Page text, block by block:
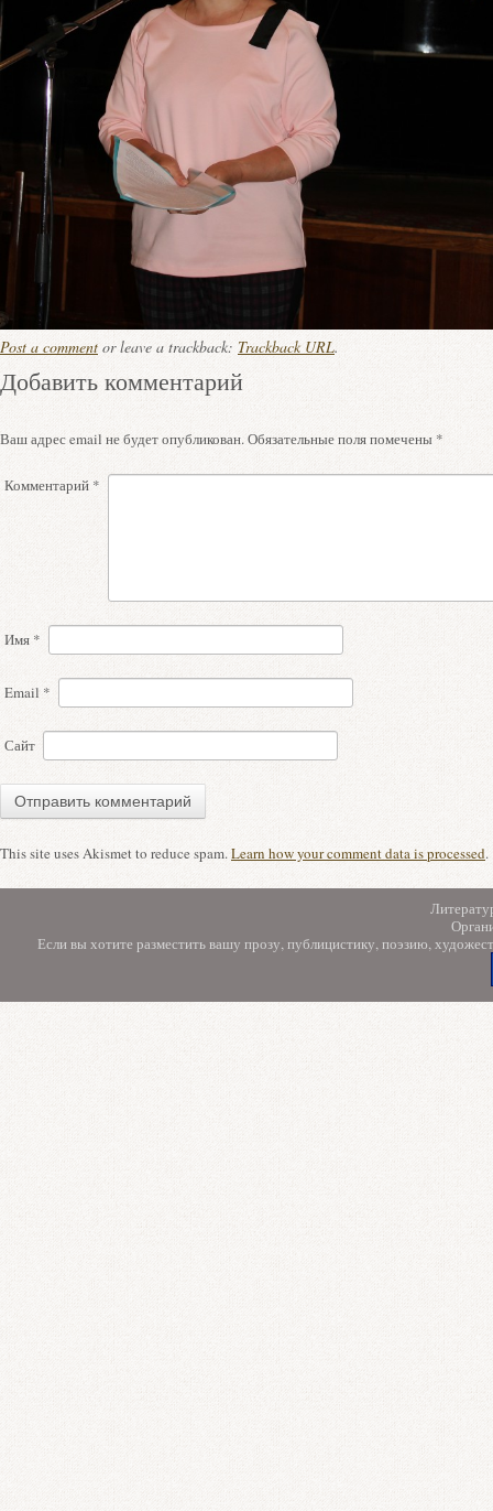
Post a comment or leave a trackback: Trackback URL.
Добавить комментарий
Ваш адрес email не будет опубликован.Обязательные поля помечены *
Комментарий *
Имя *
Email *
Сайт
This site uses Akismet to reduce spam.Learn how your comment data is processed.
Если вы хотите разместить вашу прозу, публицистику, поэзию,